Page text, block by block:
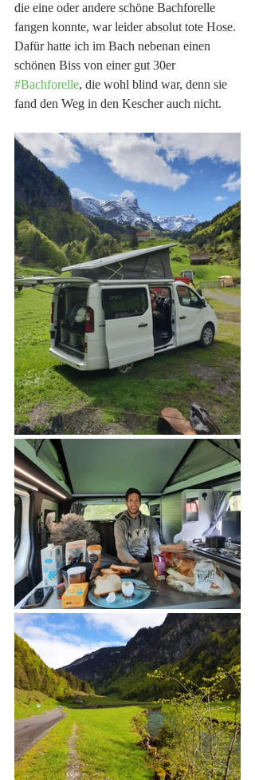
die eine oder andere schöne Bachforelle
fangen konnte, war leider absolut tote Hose.
Dafür hatte ich im Bach nebenan einen
schönen Biss von einer gut 30er
#Bachforelle, die wohl blind war, denn sie
fand den Weg in den Kescher auch nicht.